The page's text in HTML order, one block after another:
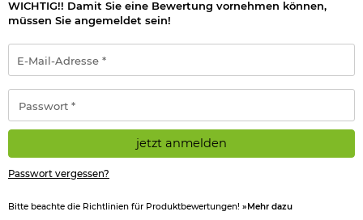
WICHTIG!! Damit Sie eine Bewertung vornehmen können,
müssen Sie angemeldet sein!
Mail-
Adresse
*
jetzt anmelden
Passwort vergessen?
Bitte beachte die Richtlinien für Produktbewertungen! »Mehr dazu